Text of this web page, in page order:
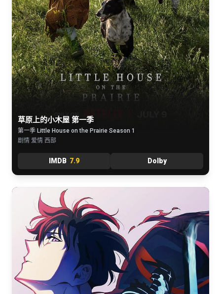
草原上的小木屋 第一季
第一季 Little House on the Prairie Season 1
剧情 爱情 西部
IMDB 7.9 Dolby